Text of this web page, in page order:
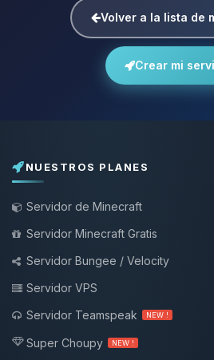
Volver a la lista de
Crear mi
NUESTROS PLANES
Servidor de Minecraft
Servidor Minecraft Gratis
Servidor Bungee / Velocity
Servidor VPS
Servidor Teamspeak
NEW !
Super Choupy NEW !